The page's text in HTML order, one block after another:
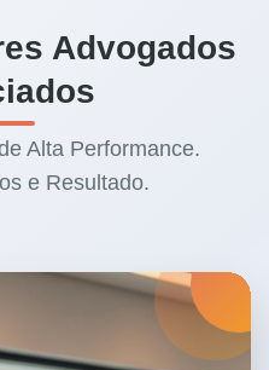
Advogados
Alta Performance.
e Resultado.